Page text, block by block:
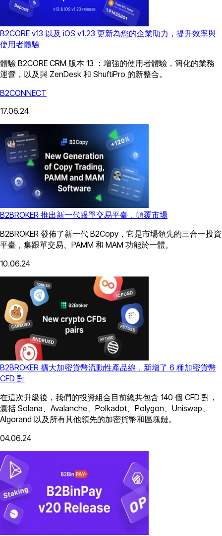
B2CORE v13 以及 iOS v1.23 更新為您的企業助力，提升效率與
使用者體驗
體驗 B2CORE CRM 版本 13 ：增強的使用者體驗，簡化的業務
運營，以及與 ZenDesk 和 ShuftiPro 的新整合。
B2CONNECT
17.06.24
B2BROKER 推出新一代跟單交易平臺，顛覆市場
B2BROKER 發佈了新一代 B2Copy，它是市場領先的三合一投資
平臺，集跟單交易、PAMM 和 MAM 功能於一體。
10.06.24
B2BROKER 擴大加密貨幣流動性產品線，新增了 6 種加密貨幣
CFD 對
在這次升級後，我們的投資組合目前總共包含 140 個 CFD 對，
囊括 Solana、Avalanche、Polkadot、Polygon、Uniswap、
Algorand 以及所有其他領先的加密貨幣和區塊鏈。
04.06.24